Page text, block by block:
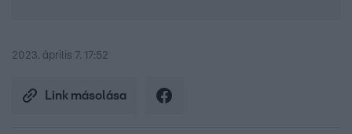
2023. április 7. 17:52
Link másolása